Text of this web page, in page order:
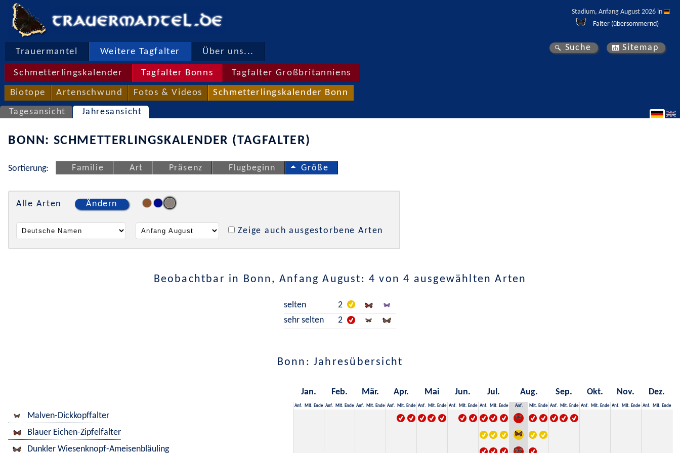
Stadium, Anfang August 2026 in
Falter (übersommernd)
Trauermantel Weitere Tagfalter Über uns...
Schmetterlingskalender Tagfalter Bonns Tagfalter Großbritanniens
Biotope Artenschwund Fotos & Videos Schmetterlingskalender Bonn
Suche Sitemap
Tagesansicht Jahresansicht
BONN: SCHMETTERLINGSKALENDER (TAGFALTER)
Sortierung: Familie Art Präsenz Flugbeginn Größe
Alle Arten Ändern
Zeige auch ausgestorbene Arten
Beobachtbar in Bonn, Anfang August: 4 von 4 ausgewählten Arten
selten
2
sehr selten
2
Bonn: Jahresübersicht
Jan. Feb. Mär. Apr. Mai Jun. Jul. Aug. Sep. Okt. Nov. Dez.
Anf. Mit. Ende Anf. Mit. Ende Anf. Mit. Ende Anf. Mit. Ende Anf. Mit. Ende Anf. Mit. Ende Anf. Mit. Ende Anf. Mit. Ende Anf. Mit. Ende Anf. Mit. Ende Anf. Mit. Ende Anf. Mit. Ende
Malven-Dickkopffalter
Blauer Eichen-Zipfelfalter
Dunkler Wiesenknopf-Ameisenbläuling